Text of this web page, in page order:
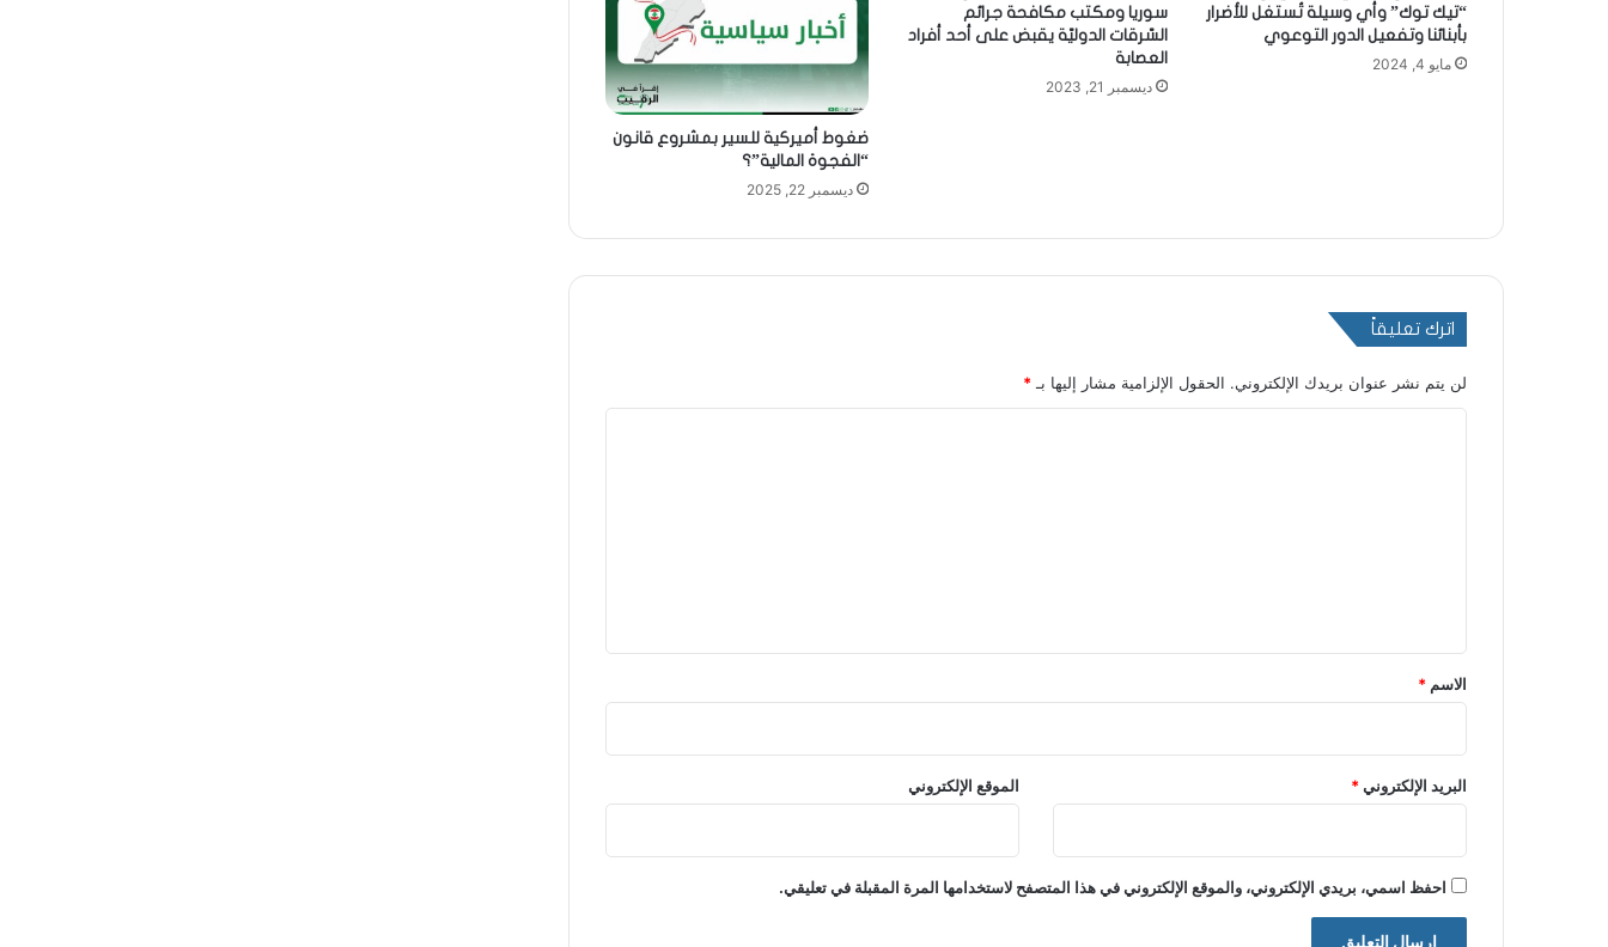
“تيك توك” وأي وسيلة تُستغل للأضرار
بأبنائنا وتفعيل الدور التوعوي
مايو 4, 2024
سوريا ومكتب مكافحة جرائم
السّرقات الدوليّة يقبض على أحد أفراد
العصابة
ديسمبر 21, 2023
ضغوط أميركية للسير بمشروع قانون
“الفجوة المالية”؟
ديسمبر 22, 2025
اترك تعليقاً
لن يتم نشر عنوان بريدك الإلكتروني. الحقول الإلزامية مشار إليها بـ *
*
الاسم *
البريد الإلكتروني* الموقع الإلكتروني
احفظ اسمي، بريدي الإلكتروني، والموقع الإلكتروني في هذا المتصفح لاستخدامها المرة المقبلة في تعليقي.